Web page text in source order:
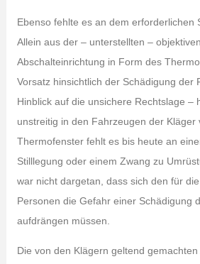
Ebenso fehlte es an dem erforderlichen
Allein aus der – unterstellten –
Abschalteinrichtung in Form des
Vorsatz hinsichtlich der Schädigung der
Hinblick auf die unsichere Rechtslage –
unstreitig in den Fahrzeugen der Kläger
Thermofenster fehlt es bis heute an
Stilllegung oder einem Zwang zu
war nicht dargetan, dass sich den für
Personen die Gefahr einer Schädigung
aufdrängen müssen.
Die von den Klägern geltend